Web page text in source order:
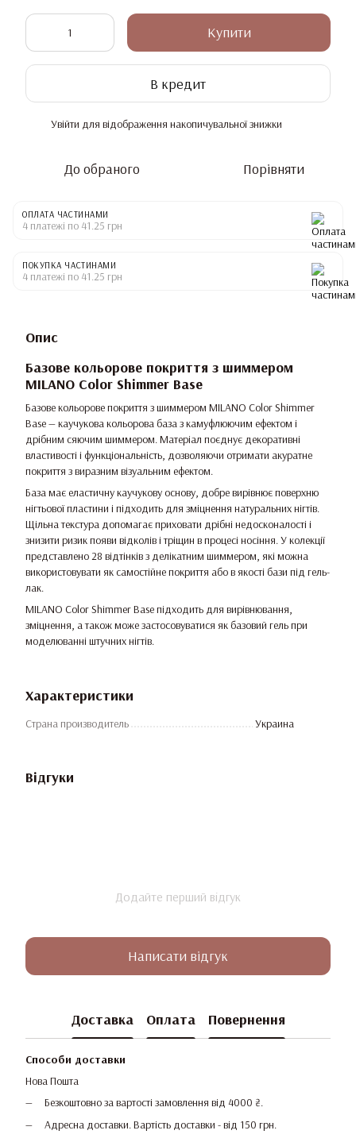
Купити
В кредит
Увійти для відображення накопичувальної знижки
До обраного Порівняти
ОПЛАТА ЧАСТИНАМИ
4 платежі по 41.25 грн
ПОКУПКА ЧАСТИНАМИ
4 платежі по 41.25 грн
Опис
Базове кольорове покриття з шиммером
MILANO Color Shimmer Base
Базове кольорове покриття з шиммером MILANO Color Shimmer
Base — каучукова кольорова база з камуфлюючим ефектом і
дрібним сяючим шиммером. Матеріал поєднує декоративні
властивості і функціональність, дозволяючи отримати акуратне
покриття з виразним візуальним ефектом.
База має еластичну каучукову основу, добре вирівнює поверхню
нігтьової пластини і підходить для зміцнення натуральних нігтів.
Щільна текстура допомагає приховати дрібні недосконалості і
знизити ризик появи відколів і тріщин в процесі носіння. У колекції
представлено 28 відтінків з делікатним шиммером, які можна
використовувати як самостійне покриття або в якості бази під гель-
лак.
MILANO Color Shimmer Base підходить для вирівнювання,
зміцнення, а також може застосовуватися як базовий гель при
моделюванні штучних нігтів.
Характеристики
Страна производитель Украина
Відгуки
Додайте перший відгук
Написати відгук
Доставка Оплата Повернення
Способи доставки
Нова Пошта
Безкоштовно за вартості замовлення від 4000 ₴.
Адресна доставки. Вартість доставки - від 150 грн.